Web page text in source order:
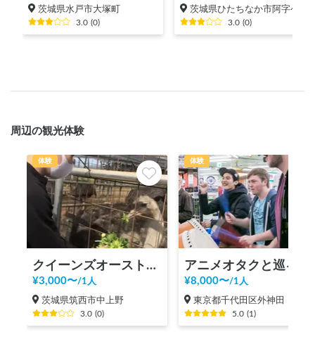
茨城県水戸市大塚町
3.0 (0)
茨城県ひたちなか市阿字ケ浦町
3.0 (0)
周辺の観光体験
体験
クイーンズオーストリッチつくば
¥3,000〜/1人
茨城県筑西市中上野
3.0 (0)
体験
¥8,000〜/1人
東京都千代田区外神田
5.0 (1)